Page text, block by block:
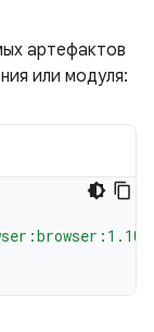
артефактов
или модуля: